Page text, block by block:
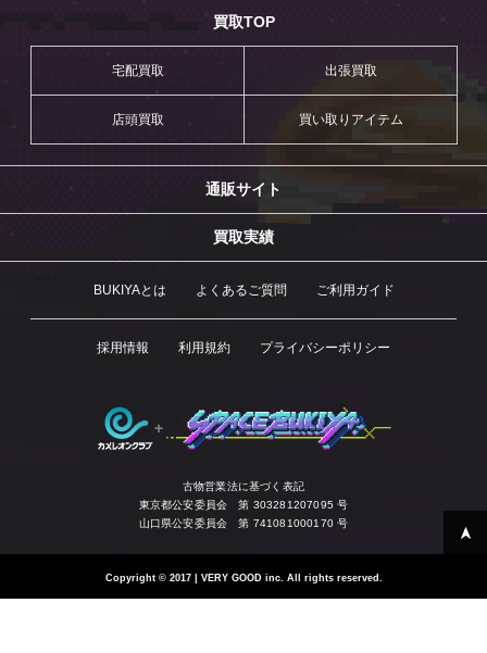
買取TOP
宅配買取 出張買取
店頭買取 買い取りアイテム
通販サイト
買取実績
BUKIYAとは よくあるご質問 ご利用ガイド
採用情報 利用規約 プライバシーポリシー
古物営業法に基づく表記
東京都公安委員会 第 303281207095 号
山口県公安委員会 第 741081000170 号
Copyright ©2017 | VERY GOOD inc. All rights reserved.